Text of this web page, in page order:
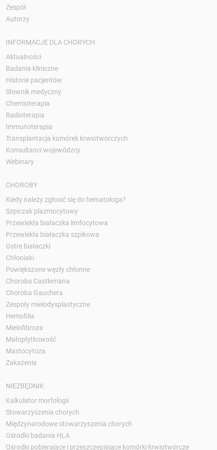
Zespół
Autorzy
INFORMACJE DLA CHORYCH
Aktualności
Badania kliniczne
Historie pacjentów
Słownik medyczny
Chemioterapia
Radioterapia
Immunoterapia
Transplantacja komórek krwiotwórczych
Konsultanci wojewódzcy
Webinary
CHOROBY
Kiedy należy zgłosić się do hematologa?
Szpiczak plazmocytowy
Przewlekła białaczka limfocytowa
Przewlekła białaczka szpikowa
Ostre białaczki
Chłoniaki
Powiększone węzły chłonne
Choroba Castlemana
Choroba Gauchera
Zespoły mielodysplastyczne
Hemofilia
Mielofibroza
Małopłytkowość
Mastocytoza
Zakażenia
NIEZBĘDNIK
Kalkulator morfologii
Stowarzyszenia chorych
Międzynarodowe stowarzyszenia chorych
Ośrodki badania HLA
Ośrodki pobierające i przeszczepiające komórki krwiotwórcze